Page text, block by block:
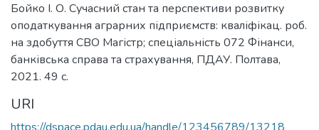
Бойко І. О. Сучасний стан та перспективи розвитку
оподаткування аграрних підприємств: кваліфікац. роб.
на здобуття СВО Магістр; спеціальність 072 Фінанси,
банківська справа та страхування, ПДАУ. Полтава,
2021. 49 с.
URI